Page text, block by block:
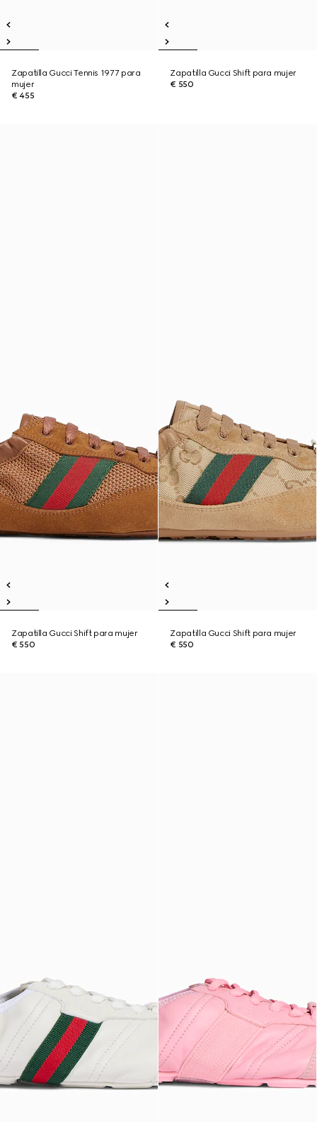
Zapatilla Gucci Tennis 1977 para
mujer
€ 455
Zapatilla Gucci Shift para mujer
€ 550
Zapatilla Gucci Shift para mujer
€ 550
Zapatilla Gucci Shift para mujer
€ 550